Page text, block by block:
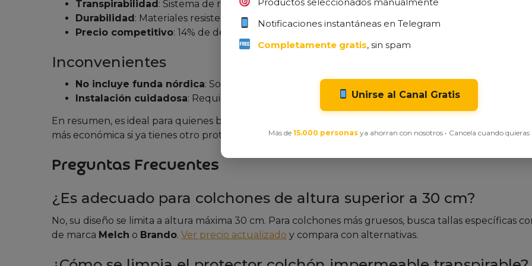
Transpirabilidad: Sistema de rizo que mantiene el colchón fresco.
Durabilidad: Materiales resistentes y garantía española de calidad.
Precio competitivo: 14% de descuento en oferta temporal.
Inconvenientes
No incluye funda nórdica: Solo cubre el colchón, no el somier.
Instalación cuidadosa: Requiere alisar arrugas para maximizar eficacia.
En resumen, es ideal para quienes buscan una solución duradera y multifuncional, aunque no es la
más económica si ya tienes otro protector.
Preguntas Frecuentes
¿Es adecuado para colchones de altura superior a 30 cm?
No, su diseño se limita a altura máxima 30 cm. Para colchones más gruesos, busca tallas específicas
de marca Melch o Brando. Ver precio actualizado y compara con alternativas.
Notificaciones instantáneas en Telegram
Completamente gratis, sin spam
Unirse al Canal Gratis
Más de 15.000 personas ya ahorran con nosotros • Cancela cuando quieras